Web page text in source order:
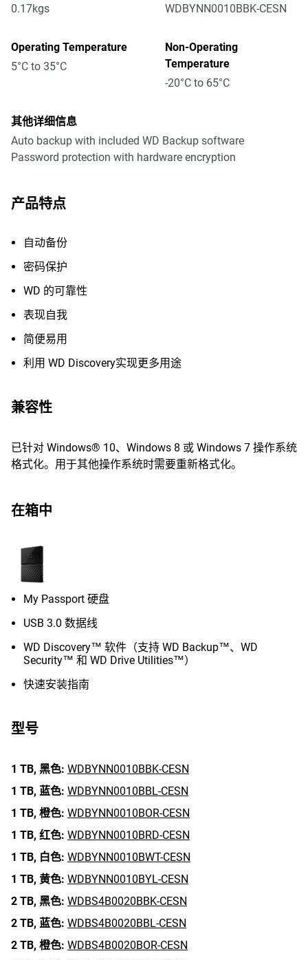
0.17kgs WDBYNN0010BBK-CESN
Operating Temperature
5°C to 35°C
Non-Operating
Temperature
-20°C to 65°C
其他详细信息
Auto backup with included WD Backup software
Password protection with hardware encryption
产品特点
自动备份
密码保护
WD 的可靠性
表现自我
简便易用
利用 WD Discovery实现更多用途
兼容性
已针对 Windows® 10、Windows 8 或 Windows 7 操作系统
格式化。用于其他操作系统时需要重新格式化。
在箱中
My Passport 硬盘
USB 3.0 数据线
WD Discovery™ 软件（支持 WD Backup™、WD
Security™ 和 WD Drive Utilities™）
快速安装指南
型号
1 TB, 黑色: WDBYNN0010BBK-CESN
1 TB, 蓝色: WDBYNN0010BBL-CESN
1 TB, 橙色: WDBYNN0010BOR-CESN
1 TB, 红色: WDBYNN0010BRD-CESN
1 TB, 白色: WDBYNN0010BWT-CESN
1 TB, 黄色: WDBYNN0010BYL-CESN
2 TB, 黑色: WDBS4B0020BBK-CESN
2 TB, 蓝色: WDBS4B0020BBL-CESN
2 TB, 橙色: WDBS4B0020BOR-CESN